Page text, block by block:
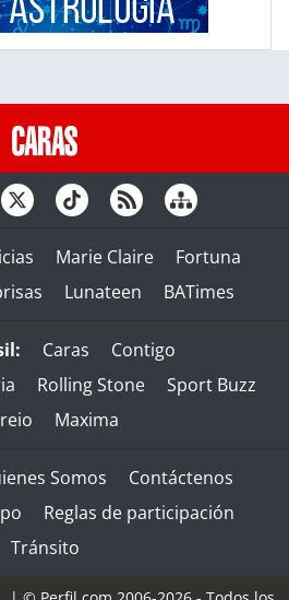
Marie Claire
Fortuna
Lunateen BATimes
Caras
Contigo
Rolling Stone
Sport Buzz
Maxima
Somos
Contáctenos
Reglas de participación
Tránsito